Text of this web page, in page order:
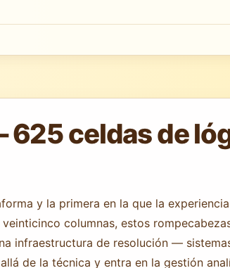
celdas de
y la primera en la que la
columnas, estos
infraestructura de resolución —
de la técnica y entra en la gestión